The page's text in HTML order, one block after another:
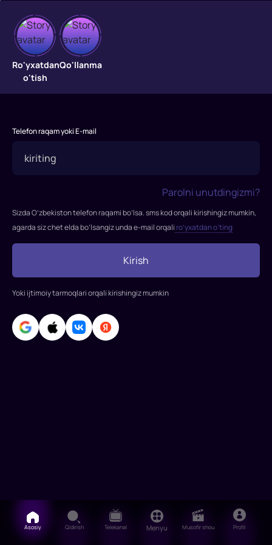
Samo
farzandlari
"Samo
farzandlari"
1997-
tasvirga
Majidiy
Rollarda:
Мухаммад
Наджи,
Амир
Фаррух
Хашемян,
Бахаре
Ro'yxatdan
o'tish
Qo'llanma
Telefon raqam yoki E-mail
Parolni unutdingizmi?
Sizda O’zbekiston telefon raqami bo’lsa. sms kod orqali kirishingiz mumkin,
agarda siz chet elda bo’lsangiz unda e-mail orqali ro’yxatdan o’ting
Kirish
Yoki ijtimoiy tarmoqlari orqali kirishingiz mumkin
Asosiy Qidirish Telekanal Menyu Musofir shou Profil